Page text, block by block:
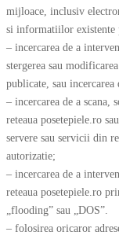
mijloace, inclusiv
si informatiilor existente
– incercarea de a
stergerea sau
publicate, sau incercarea
– incercarea de a scana,
reteaua posetepiele.ro
servere sau servicii din
autorizatie;
– incercarea de a
reteaua posetepiele.ro
„flooding” sau „DOS”.
– folosirea oricaror